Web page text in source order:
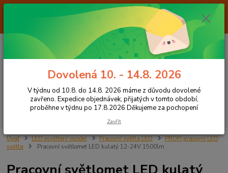
Od 7.8. do 14.8. 2026 máme z důvodu dovolené ZAVŘENO. Expedice
objednávek, přijatých v tomto období, proběhne v týdnu po 17.8.2026
Děkujeme za pochopení
CZK
Hledat
+420 605 283 713
za0,00 Kč
Úvod LED osvětlení vozidel Pracovní světla LED
PROFI pracovní LED
světla
Pracovní světlomet LED kulatý 12-24V 1500lm
Pracovní světlomet LED kulatý
Dovolená 10. - 14.8. 2026
V týdnu od 10.8. do 14.8. 2026 máme z důvodu dovolené
zavřeno. Expedice objednávek, přijatých v tomto období,
proběhne v týdnu po 17.8.2026 Děkujeme za pochopení
Zavřít